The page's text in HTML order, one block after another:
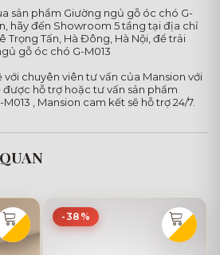
sản phẩm Giường ngủ gỗ óc chó G-
hãy đến Showroom 5 tầng tại địa chỉ
Trọng Tấn, Hà Đông, Hà Nội, để trải
gỗ óc chó G-M013
chuyên viên tư vấn của Mansion với
hỗ trợ hoặc tư vấn sản phẩm
, Mansion cam kết sẽ hỗ trợ 24/7.
-38%